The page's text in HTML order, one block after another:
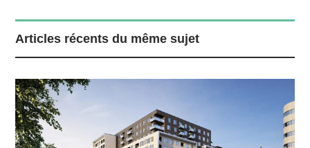
Articles récents du même sujet